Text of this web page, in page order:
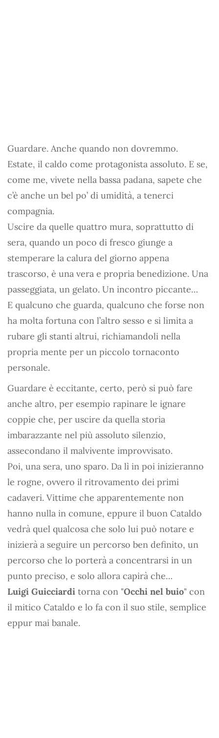
Guardare. Anche quando non dovremmo.
Estate, il caldo come protagonista assoluto. E se,
come me, vivete nella bassa padana, sapete che
c’è anche un bel po’ di umidità, a tenerci
compagnia.
Uscire da quelle quattro mura, soprattutto di
sera, quando un poco di fresco giunge a
stemperare la calura del giorno appena
trascorso, è una vera e propria benedizione. Una
passeggiata, un gelato. Un incontro piccante…
E qualcuno che guarda, qualcuno che forse non
ha molta fortuna con l’altro sesso e si limita a
rubare gli stanti altrui, richiamandoli nella
propria mente per un piccolo tornaconto
personale.
Guardare è eccitante, certo, però si può fare
anche altro, per esempio rapinare le ignare
coppie che, per uscire da quella storia
imbarazzante nel più assoluto silenzio,
assecondano il malvivente improvvisato.
Poi, una sera, uno sparo. Da lì in poi inizieranno
le rogne, ovvero il ritrovamento dei primi
cadaveri. Vittime che apparentemente non
hanno nulla in comune, eppure il buon Cataldo
vedrà quel qualcosa che solo lui può notare e
inizierà a seguire un percorso ben definito, un
percorso che lo porterà a concentrarsi in un
punto preciso, e solo allora capirà che…
Luigi Guicciardi torna con "Occhi nel buio" con
il mitico Cataldo e lo fa con il suo stile, semplice
eppur mai banale.